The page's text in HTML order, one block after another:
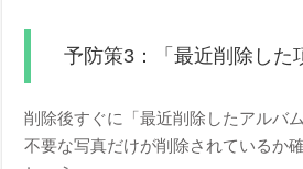
予防策3：「最近削除した
削除後すぐに「最近削除したアルバ
不要な写真だけが削除されているか